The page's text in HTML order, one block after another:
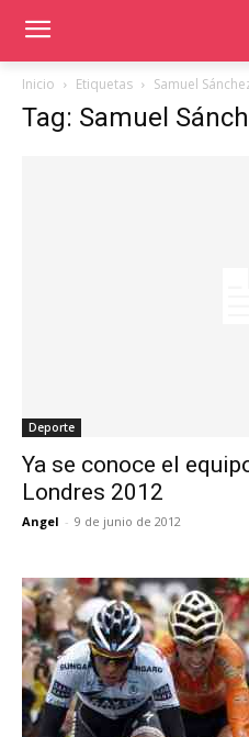
Inicio Etiquetas Samuel
Tag: Samuel
Deporte
Ya se conoce el
Londres 2012
Angel - 9 de junio de 2012